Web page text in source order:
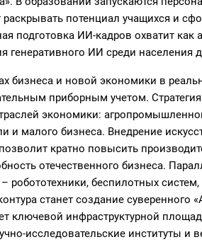
раскрывать потенциал учащихся и
ИИ-кадров охватит как
генеративного ИИ среди населения
бизнеса и новой экономики в
приборным учетом.
экономики:
и малого бизнеса. Внедрение
кратно повысить
отечественного бизнеса.
робототехники, беспилотных
станет создание суверенного
ключевой инфраструктурной
исследовательские институты и